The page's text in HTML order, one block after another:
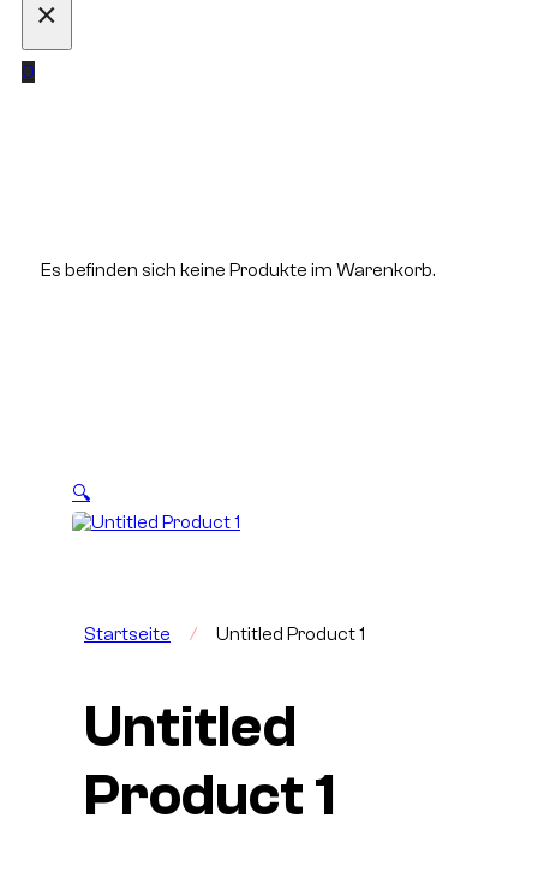
×
0
Es befinden sich keine Produkte im Warenkorb.
🔍
Startseite / Untitled Product 1
Untitled
Product 1